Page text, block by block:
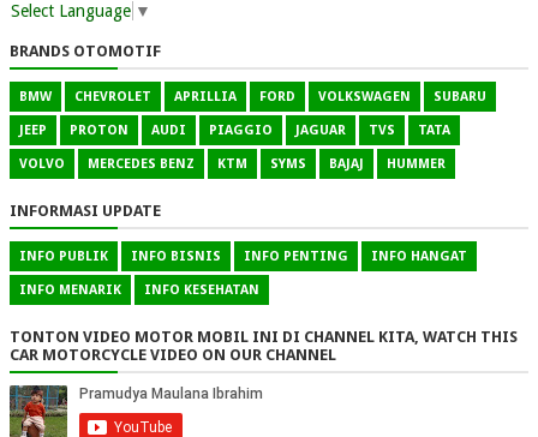
Select Language ▼
BRANDS OTOMOTIF
BMW CHEVROLET APRILLIA FORD VOLKSWAGEN SUBARU
JEEP PROTON AUDI PIAGGIO JAGUAR TVS TATA
VOLVO MERCEDES BENZ KTM SYMS BAJAJ HUMMER
INFORMASI UPDATE
INFO PUBLIK INFO BISNIS INFO PENTING INFO HANGAT
INFO MENARIK INFO KESEHATAN
TONTON VIDEO MOTOR MOBIL INI DI CHANNEL KITA, WATCH THIS
CAR MOTORCYCLE VIDEO ON OUR CHANNEL